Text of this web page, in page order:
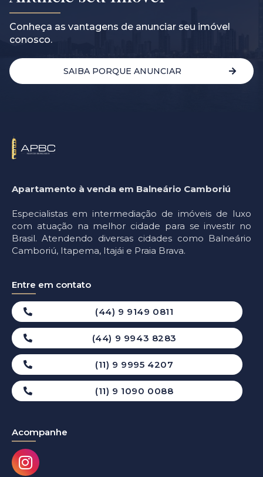
Conheça as vantagens de anunciar seu imóvel
conosco.
SAIBA PORQUE ANUNCIAR
Apartamento à venda em Balneário Camboriú
Especialistas em intermediação de imóveis de luxo
com atuação na melhor cidade para se investir no
Brasil. Atendendo diversas cidades como Balneário
Camboriú, Itapema, Itajái e Praia Brava.
Entre em contato
(44) 9 9149 0811
(44) 9 9943 8283
(11) 9 9995 4207
(11) 9 1090 0088
Acompanhe